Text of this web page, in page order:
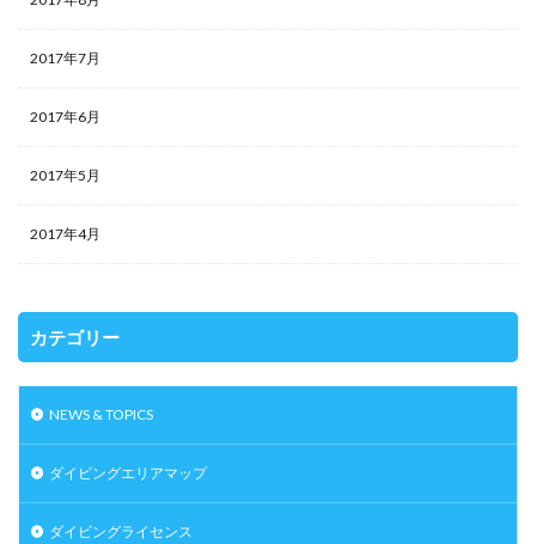
2017年7月
2017年6月
2017年5月
2017年4月
カテゴリー
NEWS & TOPICS
ダイビングエリアマップ
ダイビングライセンス